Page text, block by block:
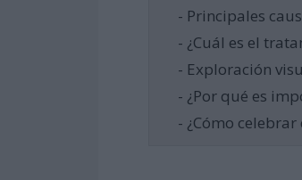
- Principales
- ¿Cuál es el
- Exploración
- ¿Por qué es
- ¿Cómo